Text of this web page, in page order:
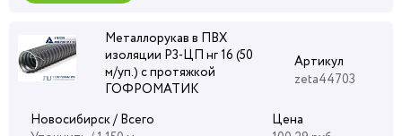
Металлорукав в ПВХ
изоляции Р3-ЦП нг 16 (50
м/уп.) с протяжкой
ГОФРОМАТИК
Артикул
zeta44703
Новосибирск / Всего
Цена